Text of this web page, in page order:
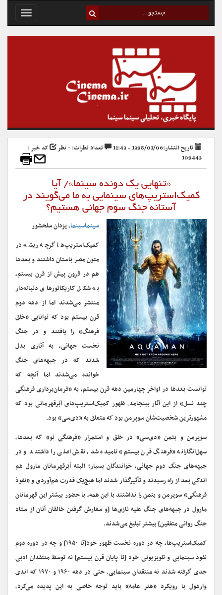
Toggle
تاریخ انتشار:1398/01/06 - 11:43 تعداد نظرات: ۰ نظر
کد خبر :
109443
«تنهایی یک دونده سینما»/ آیا
کمیک‌استریپ‌های سینمایی به ما می‌گویند در
آستانه جنگ سوم جهانی هستیم؟
سینماسینما، یزدان سلحشور
کمیک‌استریپ‌ها گرچه ریشه در
متون مصر باستان داشتند و بعدها
هم در قرون پیش از قرن بیستم،
به شکل کاریکاتورهای دنباله‌دار
منتشر می‌شدند اما از دهه دوم
قرن بیستم بود که توانایی «خلق
فرهنگ» را یافتند و در جنگ
نخست جهانی، به آثاری بدل
شدند که در جبهه‌های جنگ
خوانده می‌شدند اما آنچه که
توانست بعدها در اواخر چهارمین دهه قرن بیستم، به «فرمان‌برداری فرهنگی
چند نسل» از این آثار بینجامد، ظهور کمیک‌استریپ‌های اَبَرقهرمانی بود که
مشهورترین شخصیت‌شان سوپرمن بود که متعلق به «دی‌سی» بود.
سوپرمن و بتمن «دی‌سی» در خلق و استمرار «فرهنگی نو» که بعدها،
سهل‌انگارانه «فرهنگ قرن بیستم» نامیده شد، نقش اصلی را داشتند و در
جبهه‌های جنگ دوم جهانی، خوانندگان بسیار؛ البته اَبَرقهرمانان مارول هم
اندکی بعد از راه رسیدند و تأثیرگذار شدند اما هیچ‌یک قدرت هم‌آوردی و «نفوذ
فرهنگی» سوپرمن و بتمن را نداشتند با این همه، با حضور بیشتر این قهرمانان
مارول در جبهه‌های جنگ علیه نازی‌ها [و سفارش گرفتن خالقان آنان از ستاد
جنگ روانی متفقین] بیشتر تبلیغ می‌شدند.
کمیک‌استریپ‌ها، چه در دوره نخست ظهور خود[تا ۱۹۵۰] و چه در دوره دوم
نفوذ سینمایی و تلویزیونی خود [تا پایان قرن بیستم] نه توسط منتقدان ادبی
جدی گرفته شدند نه منتقدان سینمایی. حتی در دهه ۱۹۶۰ و ۱۹۷۰ که اندی
وارهول با رویکرد «هنر عامه» باید توجه خاصی به این پدیده می‌کرد،